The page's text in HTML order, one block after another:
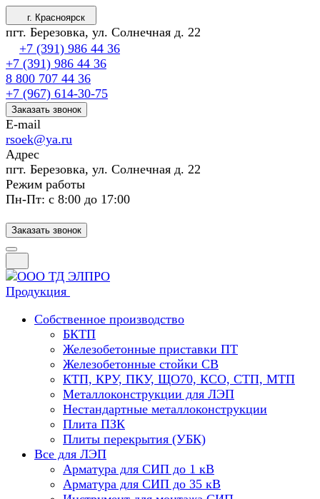
г. Красноярск
пгт. Березовка, ул. Солнечная д. 22
+7 (391) 986 44 36
+7 (391) 986 44 36
8 800 707 44 36
+7 (967) 614-30-75
Заказать звонок
E-mail
rsoek@ya.ru
Адрес
пгт. Березовка, ул. Солнечная д. 22
Режим работы
Пн-Пт: с 8:00 до 17:00
Заказать звонок
Продукция
Собственное производство
БКТП
Железобетонные приставки ПТ
Железобетонные стойки СВ
КТП, КРУ, ПКУ, ЩО70, КСО, СТП, МТП
Металлоконструкции для ЛЭП
Нестандартные металлоконструкции
Плита ПЗК
Плиты перекрытия (УБК)
Все для ЛЭП
Арматура для СИП до 1 кВ
Арматура для СИП до 35 кВ